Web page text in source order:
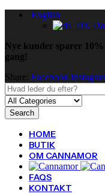
English
Nye kunder sparer
gang!
Share: Facebook
Search
HOME
BUTIK
OM CANNAMOR
FAQS
KONTAKT